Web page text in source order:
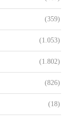
(359)
(1.053)
(1.802)
(826)
(18)